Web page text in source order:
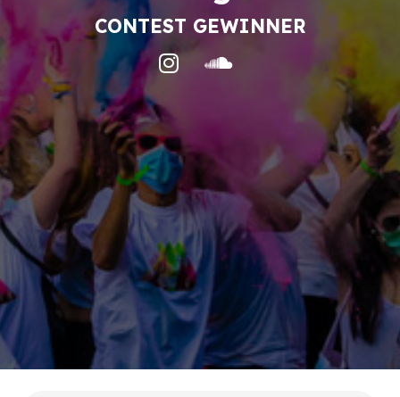
CONTEST GEWINNER